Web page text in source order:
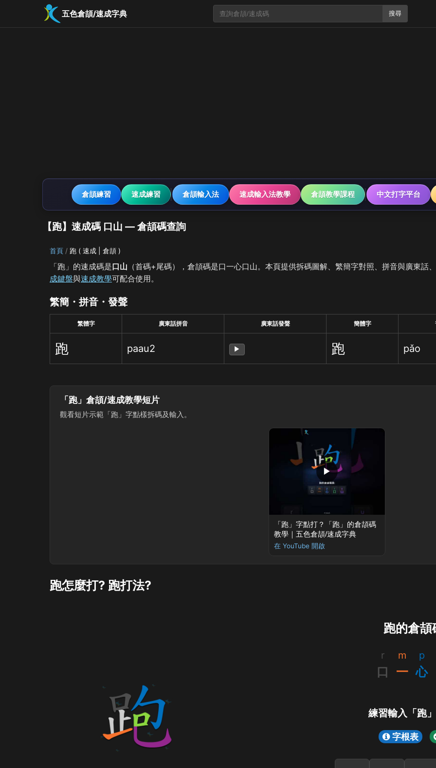
五色倉頡/速成字典 搜尋
倉頡練習 速成練習 倉頡輸入法 速成輸入法教學 倉頡教學課程 中文打字平台
【跑】速成碼 口山 — 倉頡碼查詢
首頁 跑 ( 速成 | 倉頡 )
「跑」的速成碼是口山 （首碼+尾碼），倉頡碼是口一心口山。本頁提供拆碼圖解、繁簡字對照、拼音與廣東話
成鍵盤與速成教學可配合使用。
繁簡・拼音・發聲
繁體字 廣東話拼音 廣東話發聲 簡體字
跑 paau2 ▶ 跑 pǎo
「跑」倉頡/速成教學短片
觀看短片示範「跑」字點樣拆碼及輸入。
▶
「跑」字點打？「跑」的倉頡碼
教學｜五色倉頡/速成字典
在 YouTube 開啟
跑怎麼打? 跑打法?
跑的倉頡
r
口
m
一
p
心
練習輸入「跑
字根表